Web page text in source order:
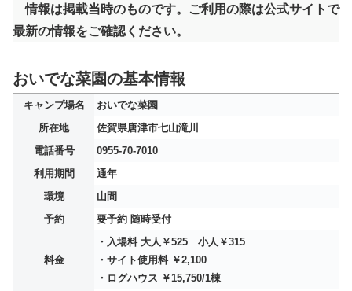
情報は掲載当時のものです。ご利用の際は公式サイトで
最新の情報をご確認ください。
おいでな菜園の基本情報
キャンプ場名
おいでな菜園
所在地
佐賀県唐津市七山滝川
電話番号
0955-70-7010
利用期間
通年
環境
山間
予約
要予約 随時受付
料金
・入場料 大人￥525 小人￥315
・サイト使用料 ￥2,100
・ログハウス ￥15,750/1棟